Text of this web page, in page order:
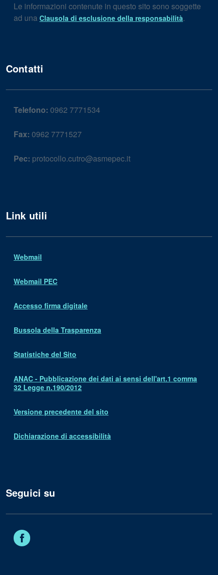
Le informazioni contenute in questo sito sono soggette
ad una Clausola di esclusione della responsabilità.
Contatti
Telefono: 0962 7771534
Fax: 0962 7771527
Pec: protocollo.cutro@asmepec.it
Link utili
Webmail
Webmail PEC
Accesso firma digitale
Bussola della Trasparenza
Statistiche del Sito
ANAC - Pubblicazione dei dati ai sensi dell'art.1 comma
32 Legge n.190/2012
Versione precedente del sito
Dichiarazione di accessibilità
Seguici su